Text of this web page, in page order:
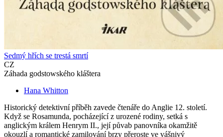
Sedmý hřích se trestá smrtí
CZ
Záhada godstowského kláštera
Hana Whitton
Historický detektivní příběh zavede čtenáře do Anglie 12. století.
Když se Rosamunda, pocházející z urozené rodiny, setká s
anglickým králem Henrym II., její půvab panovníka okamžitě
okouzlí a romantické zamilování brzy přeroste ve vášnivý